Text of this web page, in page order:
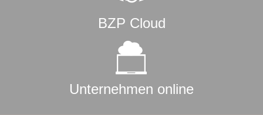
BZP Cloud
Unternehmen online